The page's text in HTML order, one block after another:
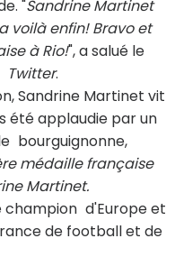
"Sandrine Martinet
voilà enfin! Bravo et
à Rio!", a salué le
Twitter.
Sandrine Martinet vit
été applaudie par un
bourguignonne,
médaille française
Martinet.
champion d'Europe et
de football et de